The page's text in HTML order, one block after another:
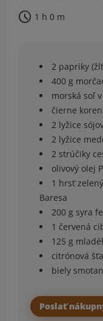
1 h 0 m
2 papriky
400 g
morská soľ
čierne
2 lyžice
2 lyžice
2 strúčiky
olivový olej
1 hrsť
Baresa
200 g syra
1 červená
125 g
citrónová
biely
Poslať